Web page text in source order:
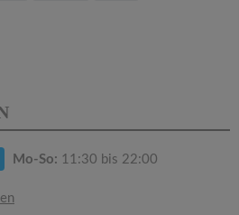
Mo-So: 11:30 bis 22:00